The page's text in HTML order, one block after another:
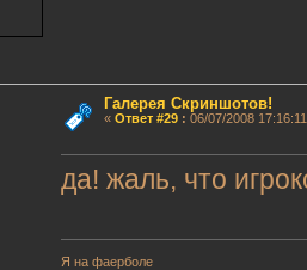
Галерея Скриншотов!
« Ответ #29: 06/07/2008
да! жаль, что
Я на фаерболе